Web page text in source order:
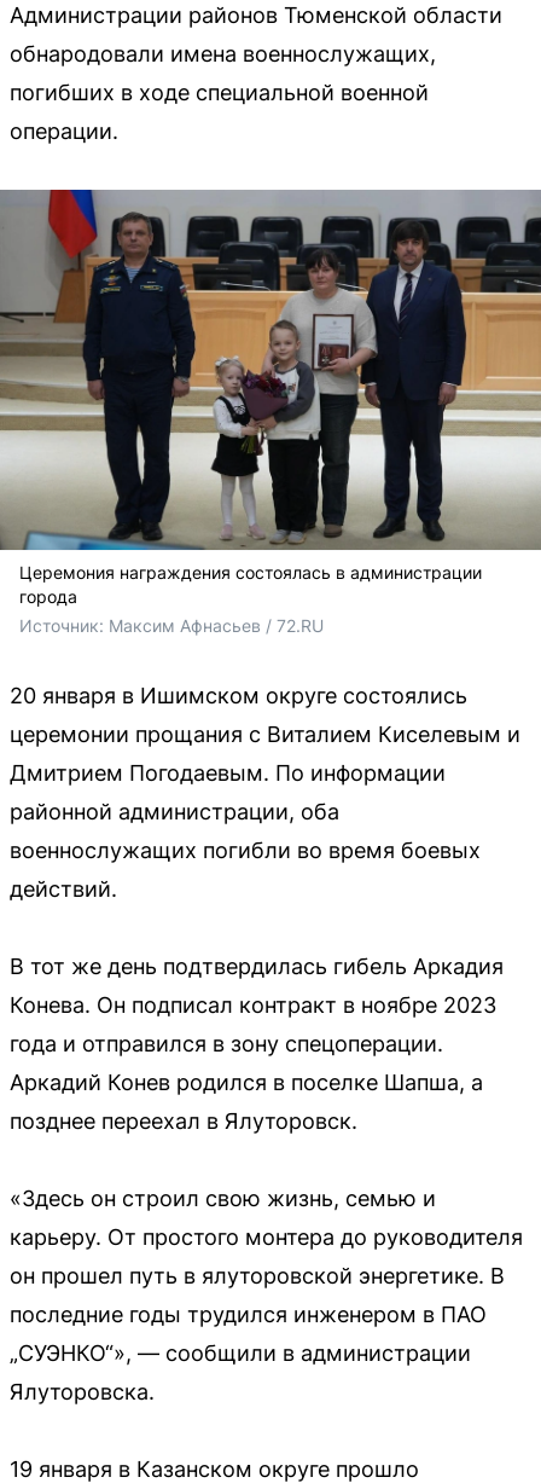
Администрации районов Тюменской области
обнародовали имена военнослужащих,
погибших в ходе специальной военной
операции.
Церемония награждения состоялась в администрации
города
Источник: Максим Афнасьев / 72.RU
20 января в Ишимском округе состоялись
церемонии прощания с Виталием Киселевым и
Дмитрием Погодаевым. По информации
районной администрации, оба
военнослужащих погибли во время боевых
действий.
В тот же день подтвердилась гибель Аркадия
Конева. Он подписал контракт в ноябре 2023
года и отправился в зону спецоперации.
Аркадий Конев родился в поселке Шапша, а
позднее переехал в Ялуторовск.
«Здесь он строил свою жизнь, семью и
карьеру. От простого монтера до руководителя
он прошел путь в ялуторовской энергетике. В
последние годы трудился инженером в ПАО
„СУЭНКО“», — сообщили в администрации
Ялуторовска.
19 января в Казанском округе прошло